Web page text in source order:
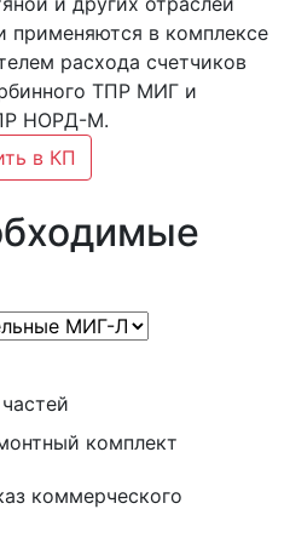
в комплексе
расхода счетчиков
ТПР МИГ и
НОРД-М.
в КП
комплект
коммерческого